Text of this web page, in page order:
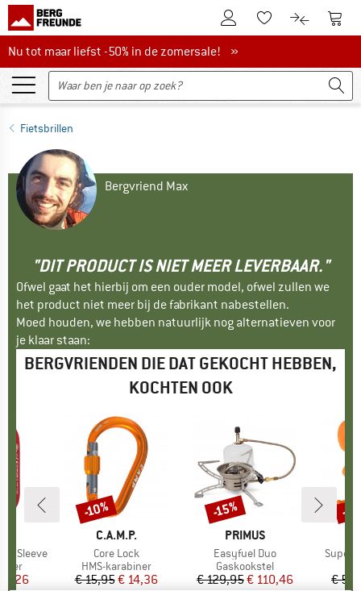
De klantenaccount
Naar deNaar de
Nu tot maar liefst -50% in de zomersale!
Nu tot maar liefst -50% in de zomersale! »
Fietsbrillen
Bergvriend Max
"DIT PRODUCT IS NIET MEER LEVERBAAR."
Ofwel gaat het hierbij om een ouder model, ofwel zullen we
het product niet meer bij de fabrikant nabestellen.
Moed houden, we hebben natuurlijk nog alternatieven voor
je klaar staan:
BERGVRIENDEN DIE DAT GEKOCHT HEBBEN,
KOCHTEN OOK
Sleeve
prijs
MERK
C.A.M.P.
Artikel
Core Lock
Productgroep
HMS-karabiner
Prijs
€ 15,95Verlaagde prijs
€ 14,36
Korting
-10%
MERK
PRIMUS
Artikel
Easyfuel Duo
Productgroep
Gaskookstel
Prijs
€ 129,95Verlaagde prijs
€ 110,46
Korting
-15%
Artikel
Super
€
-